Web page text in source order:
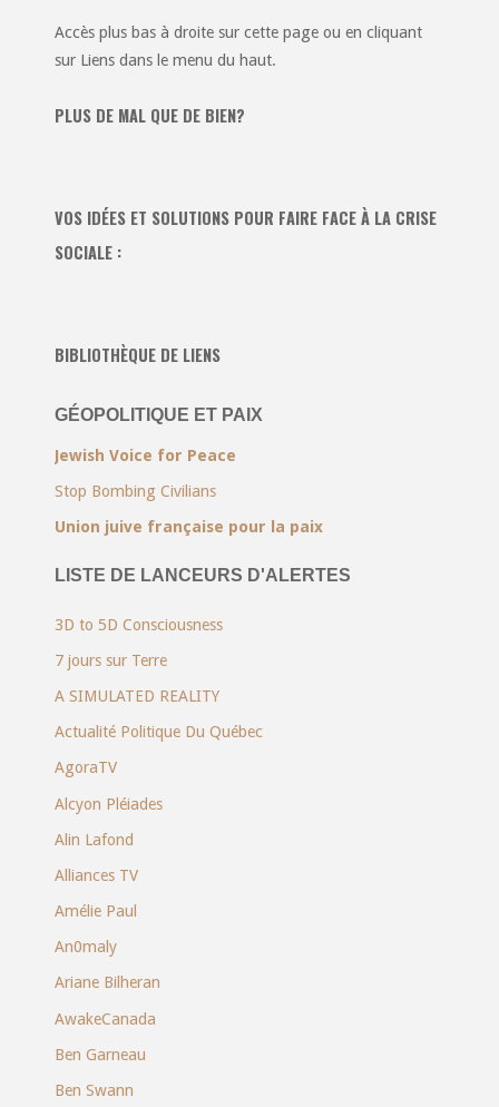
Accès plus bas à droite sur cette page ou en cliquant
sur Liens dans le menu du haut.
PLUS DE MAL QUE DE BIEN?
VOS IDÉES ET SOLUTIONS POUR FAIRE FACE À LA CRISE
SOCIALE :
BIBLIOTHÈQUE DE LIENS
GÉOPOLITIQUE ET PAIX
Jewish Voice for Peace
Stop Bombing Civilians
Union juive française pour la paix
LISTE DE LANCEURS D'ALERTES
3D to 5D Consciousness
7 jours sur Terre
A SIMULATED REALITY
Actualité Politique Du Québec
AgoraTV
Alcyon Pléiades
Alin Lafond
Alliances TV
Amélie Paul
An0maly
Ariane Bilheran
AwakeCanada
Ben Garneau
Ben Swann